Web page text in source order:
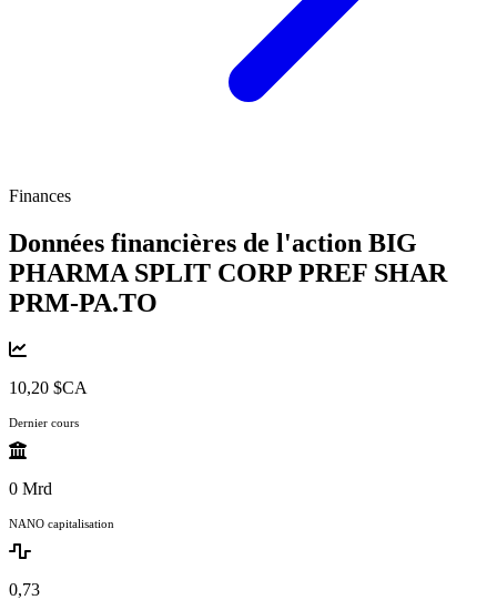
Finances
Données financières de l'action BIG
PHARMA SPLIT CORP PREF SHAR
PRM-PA.TO
10,20 $CA
Dernier cours
0 Mrd
NANO capitalisation
0,73